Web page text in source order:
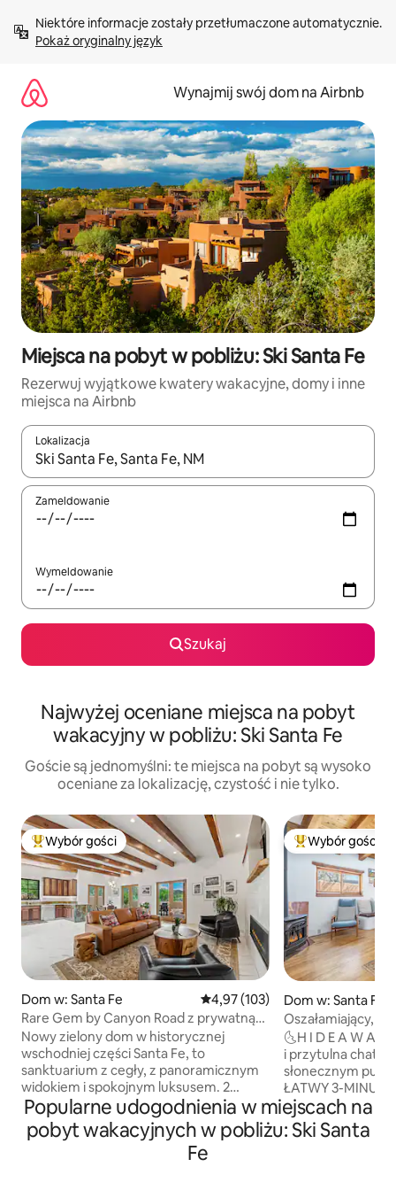
treści Pokaż oryginalny język
Wynajmij swój dom na Airbnb
Miejsca na pobyt w pobliżu: Ski Santa Fe
Rezerwuj wyjątkowe kwatery wakacyjne, domy i inne
miejsca na Airbnb
Lokalizacja
Gdy wyniki będą dostępne, możesz poruszać się po nich za
Zameldowanie
Wymeldowanie
Szukaj
Najwyżej oceniane miejsca na pobyt
wakacyjny w pobliżu: Ski Santa Fe
Goście są jednomyślni: te miejsca na pobyt są wysoko
oceniane za lokalizację, czystość i nie tylko.
Najpopularniejsze z kategorii Wybór gości
Wybór gości
Dom w: Santa Fe Średnia ocena: 4,97 na 5, liczba
4,97 (103)
Rare Gem by Canyon Road z prywatną
wanną z hydromasażem
Nowy zielony dom w historycznej
wschodniej części Santa Fe, to
sanktuarium z cegły, z panoramicznym
widokiem i spokojnym luksusem. 2
minuty jazdy od Canyon Road lub
centrum miasta, możesz odkrywać
miasto lub cieszyć się tym prywatnym
wypoczynkiem z luksusową wanną z
Wybór gości
Dom w: Santa Fe
Oszałamiający,
z cegły –
🌜H I D E A W A Y N O R T E: inspirująca
i przytulna chatka
słonecznym
ŁATWY 3-
najlepszych
butików, kin,
rzemieślniczych w
Popularne udogodnienia w miejscach na
pobyt wakacyjnych w pobliżu: Ski Santa
Fe